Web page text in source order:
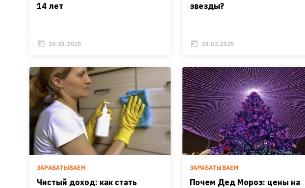
14 лет
20.03.2025
звезды?
24.02.2025
ЗАРАБАТЫВАЕМ
Чистый доход: как стать
ЗАРАБАТЫВАЕМ
Почем Дед Мороз: цены на